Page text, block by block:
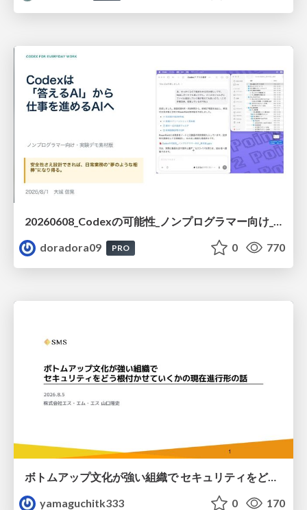
20260608_Codexの可能性_ノンプログラマー向け_大城追記
doradora09
PRO 0 770
ボトムアップ文化が強い組織で セキュリティをどう根付かせていくかの現在進行形の話 / Making Security Stick in a Bottom-Up Organization
yamaguchitk333
0 170